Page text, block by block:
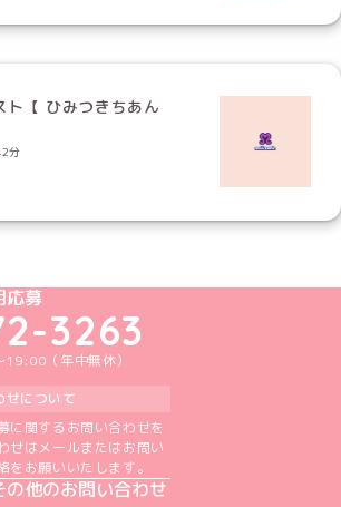
【 ひみつきちあん
分
めいどりーみんTikTok公式アカウント
めいどりーみんX公式アカウント
めいどりーみんInstagram公式アカウント
めいどりーみんFacebook公式アカウン
めいどりーみんYouTube公式アカ
応募
3263
（年中無休）
せについて
に関するお問い合わせを
せはメールまたはお問い
をお願いいたします。
他のお問い合わせ